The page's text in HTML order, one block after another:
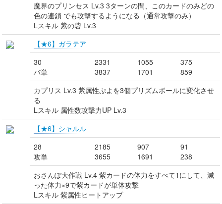
魔界のプリンセス Lv.3 3ターンの間、このカードのみどの
色の連鎖 でも攻撃するようになる（通常攻撃のみ）
Lスキル 紫の砦 Lv.3
【★6】ガラテア
30
バ単
2331
3837
1055
1701
375
859
カプリス Lv.3 紫属性ぷよを3個プリズムボールに変化させ
る
Lスキル 属性数攻撃力UP Lv.3
【★6】シャルル
28
攻単
2185
3655
907
1691
91
238
おさんぽ大作戦 Lv.4 紫カードの体力をすべて1にして、減
った体力×9で紫カードが単体攻撃
Lスキル 紫属性ヒートアップ